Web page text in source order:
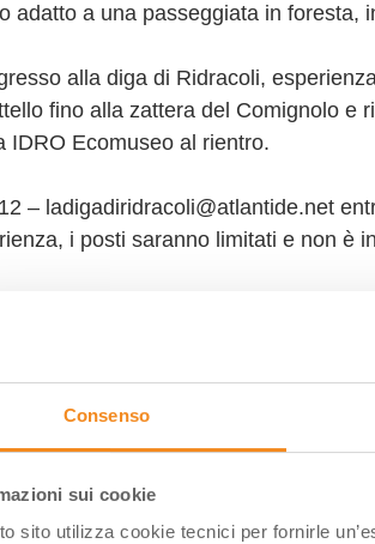
Consenso
sui cookie
sito utilizza cookie tecnici per fornirle
adatto a una passeggiata in foresta,
alla diga di Ridracoli,
fino alla zattera del Comignolo e
IDRO Ecomuseo al rientro.
– ladigadiridracoli@atlantide.net
i posti saranno limitati e non è